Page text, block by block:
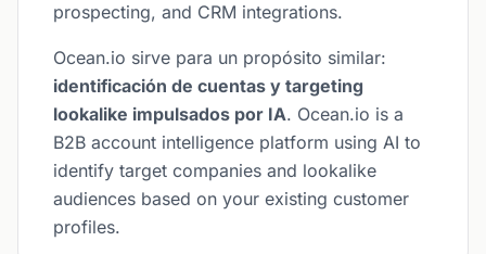
prospecting, and CRM integrations.
Ocean.io sirve para un propósito similar:
identificación de cuentas y targeting
lookalike impulsados por IA. Ocean.io is a
B2B account intelligence platform using AI to
identify target companies and lookalike
audiences based on your existing customer
profiles.